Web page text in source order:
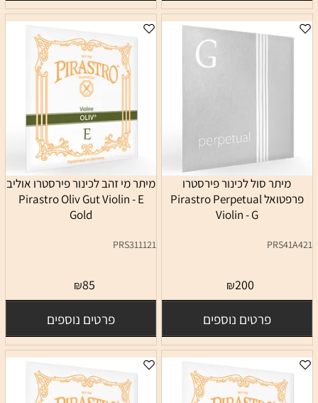
מיתר סול לכינור פירסטרו
פרפטואל Pirastro Perpetual
Violin - G
PRS41A421
₪200
פרטים נוספים
מיתר מי זהב לכינור פירסטרו אוליב
Pirastro Oliv Gut Violin - E
Gold
PRS311121
₪85
פרטים נוספים